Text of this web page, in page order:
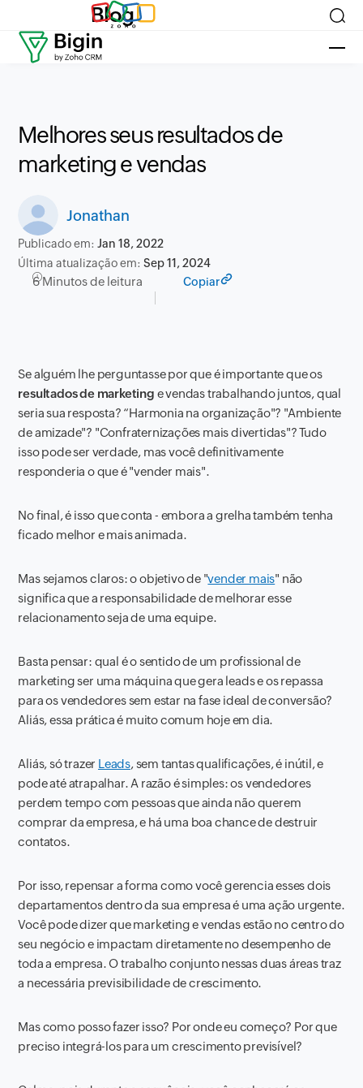
Blog
Melhores seus resultados de
marketing e vendas
Jonathan
Publicado em:Jan 18, 2022
Última atualização em:Sep 11, 2024
6 Minutos de leitura Copiar
Se alguém lhe perguntasse por que é importante que os
resultados de marketing e vendas trabalhando juntos, qual
seria sua resposta? “Harmonia na organização"? "Ambiente
de amizade"? "Confraternizações mais divertidas"? Tudo
isso pode ser verdade, mas você definitivamente
responderia o que é "vender mais".
No final, é isso que conta - embora a grelha também tenha
ficado melhor e mais animada.
Mas sejamos claros: o objetivo de "vender mais" não
significa que a responsabilidade de melhorar esse
relacionamento seja de uma equipe.
Basta pensar: qual é o sentido de um profissional de
marketingser uma máquina que gera leadse os repassa
para os vendedores sem estar na fase ideal de conversão?
Aliás, essa prática é muito comum hoje em dia.
Aliás, só trazer Leads, sem tantas qualificações, é inútil, e
pode até atrapalhar. A razão é simples: os vendedores
perdem tempo com pessoas que ainda não querem
comprar da empresa, e há uma boa chance de destruir
contatos.
Por isso, repensar a forma como você gerencia esses dois
departamentos dentro da sua empresa é uma ação urgente.
Você pode dizer quemarketinge vendas estão no centro do
seu negócio e impactam diretamente no desempenho de
toda a empresa. O trabalho conjunto nessas duas áreas traz
a necessária previsibilidade de crescimento.
Mas como posso fazer isso? Por onde eu começo? Por que
preciso integrá-los para um crescimento previsível?